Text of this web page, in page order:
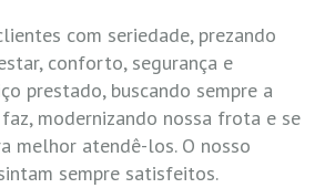
com seriedade, prezando
conforto, segurança e
prestado, buscando sempre a
modernizando nossa frota e se
melhor atendê-los. O nosso
sempre satisfeitos.